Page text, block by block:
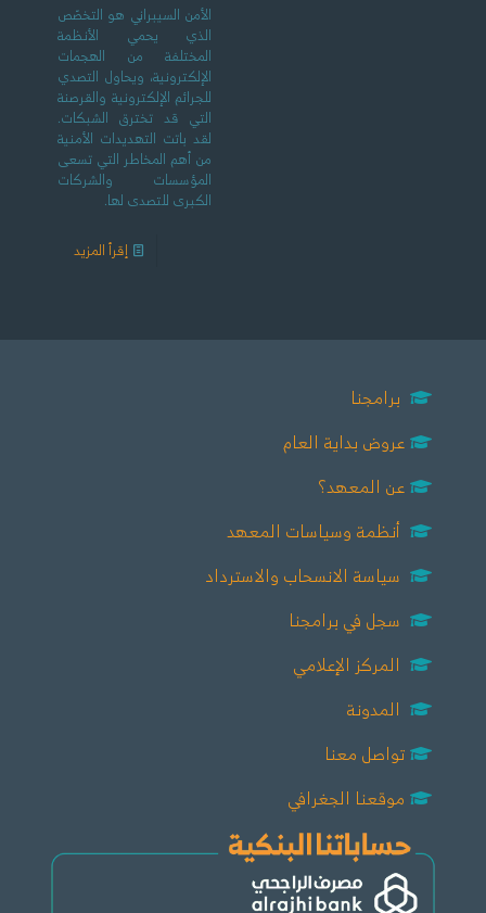
الأمن السيبراني هو التخصّص
الذي يحمي الأنظمة
المختلفة من الهجمات
الإلكترونية، ويحاول التصدي
للجرائم الإلكترونية والقرصنة
التي قد تخترق الشبكات.
لقد باتت التهديدات الأمنية
من أهم المخاطر التي تسعى
المؤسسات والشركات
الكبرى للتصدى لها.
إقرأ المزيد
برامجنا
عروض بداية العام
عن المعهد؟
أنظمة وسياسات المعهد
سياسة الانسحاب والاسترداد
سجل في برامجنا
المركز الإعلامي
المدونة
تواصل معنا
موقعنا الجغرافي